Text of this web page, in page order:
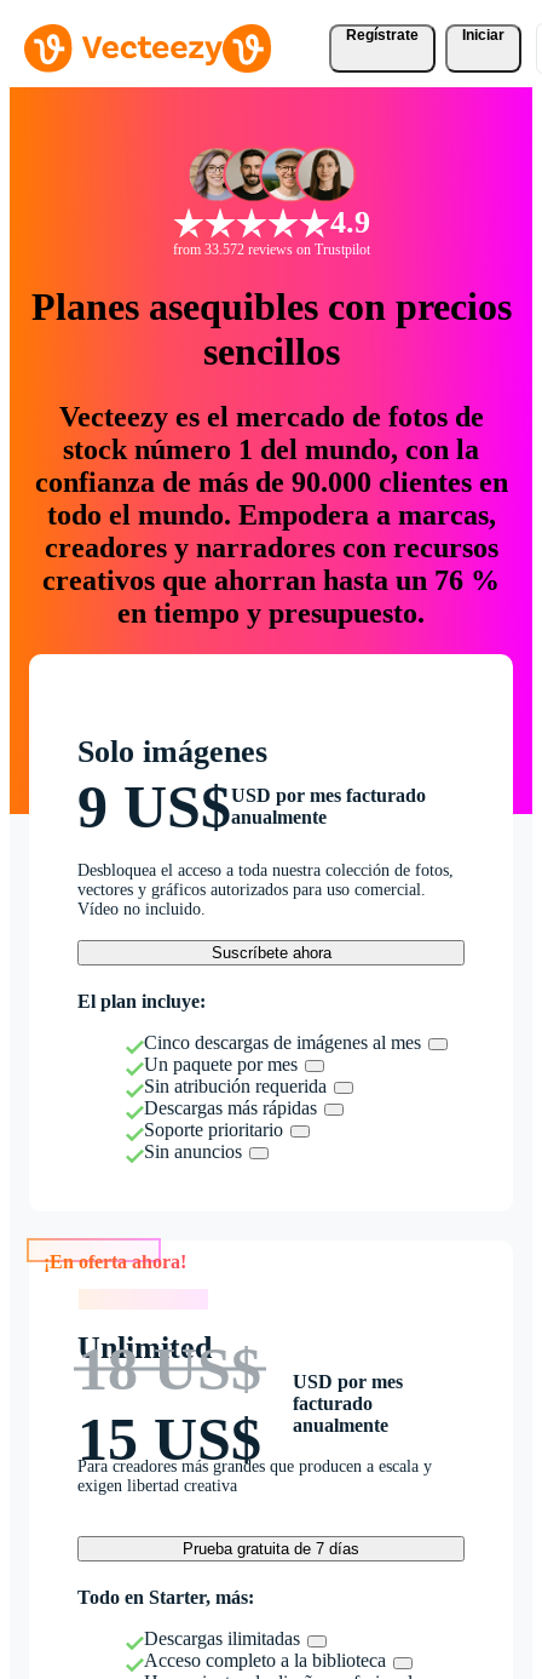
Regístrate Iniciar
4.9
from 33.572 reviews on Trustpilot
Planes asequibles con precios
sencillos
Vecteezy es el mercado de fotos de
stock número 1 del mundo, con la
confianza de más de 90.000 clientes en
todo el mundo. Empodera a marcas,
creadores y narradores con recursos
creativos que ahorran hasta un 76 %
en tiempo y presupuesto.
Solo imágenes
9 US$USD por mes facturado
anualmente
Desbloquea el acceso a toda nuestra colección de fotos,
vectores y gráficos autorizados para uso comercial.
Vídeo no incluido.
Suscríbete ahora
El plan incluye:
Cinco descargas de imágenes al mes
Un paquete por mes
Sin atribución requerida
Descargas más rápidas
Soporte prioritario
Sin anuncios
Unlimited
18 US$
15 US$
USD por mes
facturado
anualmente
Para creadores más grandes que producen a escala y
exigen libertad creativa
Prueba gratuita de 7 días
Todo en Starter, más:
Descargas ilimitadas
Acceso completo a la biblioteca